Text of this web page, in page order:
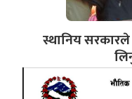
स्थानिय सरकारले